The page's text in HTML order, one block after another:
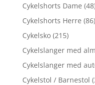
Cykelshorts Dame
Cykelshorts Herre (86)
Cykelsko (215)
Cykelslanger med
Cykelslanger med
Cykelstol / Barnestol